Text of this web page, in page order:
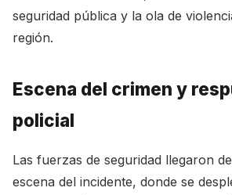
seguridad pública y la ola de
región.
Escena del crimen y
policial
Las fuerzas de seguridad llegaron
escena del incidente, donde se